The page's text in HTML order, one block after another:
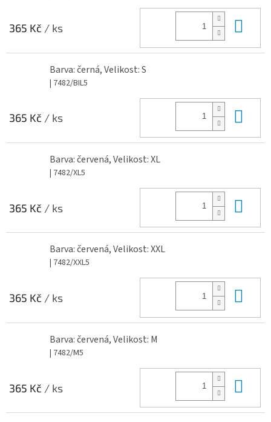
365 Kč / ks
Barva: černá, Velikost: S
| 7482/BIL5
365 Kč / ks
Barva: červená, Velikost: XL
| 7482/XL5
365 Kč / ks
Barva: červená, Velikost: XXL
| 7482/XXL5
365 Kč / ks
Barva: červená, Velikost: M
| 7482/M5
365 Kč / ks